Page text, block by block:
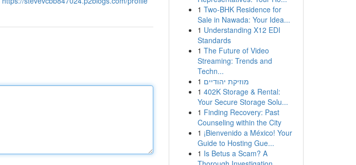
1 Two-BHK Residence for
Sale in Nawada: Your Idea...
1 Understanding X12 EDI
Standards
1 The Future of Video
Streaming: Trends and
Techn...
1 מוזיקת יהודיים
1 402K Storage & Rental:
Your Secure Storage Solu...
1 Finding Recovery: Past
Counseling within the City
1 ¡Bienvenido a México! Your
Guide to Hosting Gue...
1 Is Betus a Scam? A